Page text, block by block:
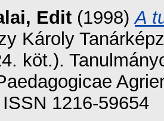
Edit (1998)A
Károly
köt.).
1216-59654